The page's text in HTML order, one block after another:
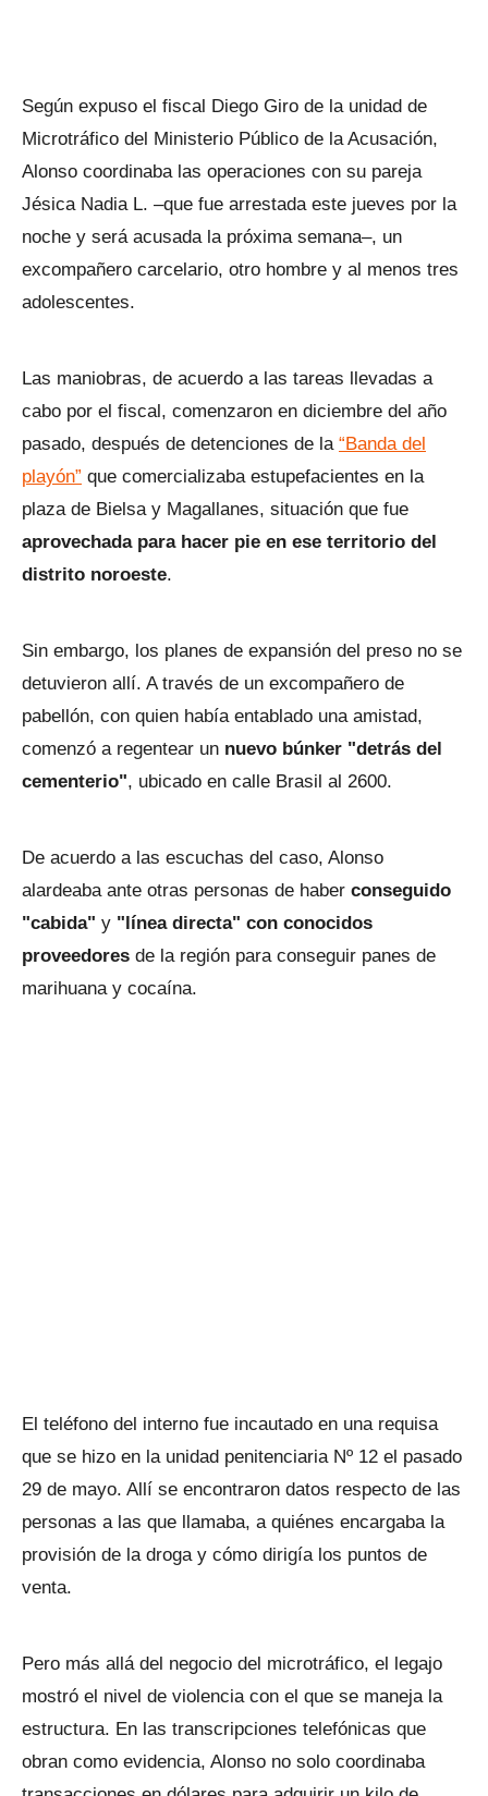
Según expuso el fiscal Diego Giro de la unidad de
Microtráfico del Ministerio Público de la Acusación,
Alonso coordinaba las operaciones con su pareja
Jésica Nadia L. –que fue arrestada este jueves por la
noche y será acusada la próxima semana–, un
excompañero carcelario, otro hombre y al menos tres
adolescentes.
Las maniobras, de acuerdo a las tareas llevadas a
cabo por el fiscal, comenzaron en diciembre del año
pasado, después de detenciones de la “Banda del
playón” que comercializaba estupefacientes en la
plaza de Bielsa y Magallanes, situación que fue
aprovechada para hacer pie en ese territorio del
distrito noroeste.
Sin embargo, los planes de expansión del preso no se
detuvieron allí. A través de un excompañero de
pabellón, con quien había entablado una amistad,
comenzó a regentear un nuevo búnker "detrás del
cementerio", ubicado en calle Brasil al 2600.
De acuerdo a las escuchas del caso, Alonso
alardeaba ante otras personas de haber conseguido
"cabida" y "línea directa" con conocidos
proveedores de la región para conseguir panes de
marihuana y cocaína.
El teléfono del interno fue incautado en una requisa
que se hizo en la unidad penitenciaria Nº 12 el pasado
29 de mayo. Allí se encontraron datos respecto de las
personas a las que llamaba, a quiénes encargaba la
provisión de la droga y cómo dirigía los puntos de
venta.
Pero más allá del negocio del microtráfico, el legajo
mostró el nivel de violencia con el que se maneja la
estructura. En las transcripciones telefónicas que
obran como evidencia, Alonso no solo coordinaba